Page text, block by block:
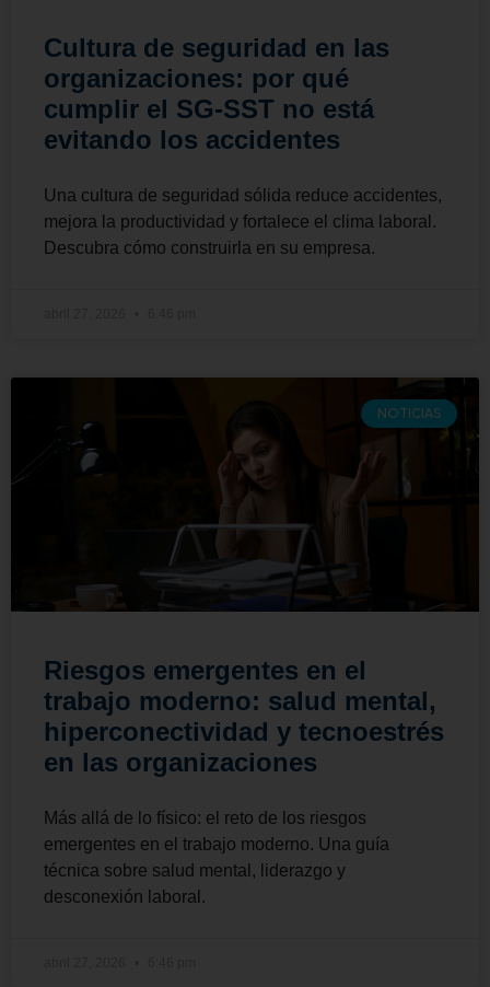
Cultura de seguridad en las
organizaciones: por qué
cumplir el SG-SST no está
evitando los accidentes
Una cultura de seguridad sólida reduce accidentes,
mejora la productividad y fortalece el clima laboral.
Descubra cómo construirla en su empresa.
NOTICIAS
Riesgos emergentes en el
trabajo moderno: salud mental,
hiperconectividad y tecnoestrés
en las organizaciones
Más allá de lo físico: el reto de los riesgos
emergentes en el trabajo moderno. Una guía
técnica sobre salud mental, liderazgo y
desconexión laboral.